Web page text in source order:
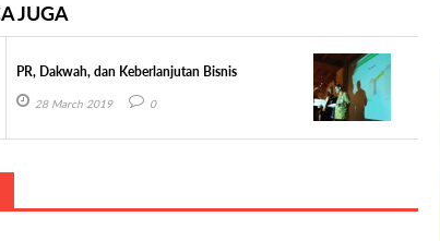
JUGA
PR, Dakwah, dan Keberlanjutan Bisnis
28 March 2019 0